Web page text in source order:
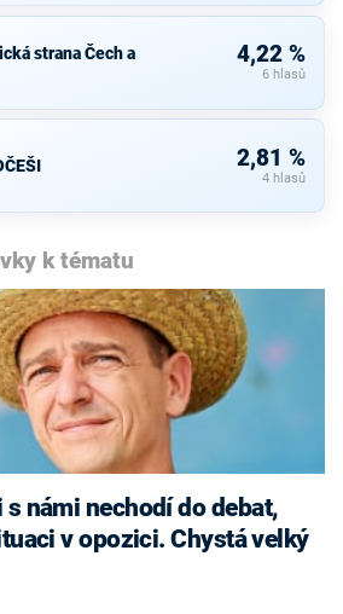
strana Čech a
4,22 %
6 hlasů
2,81 %
4 hlasů
k tématu
námi nechodí do debat,
v opozici. Chystá velký